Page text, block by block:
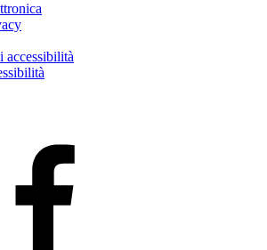
accessibilità